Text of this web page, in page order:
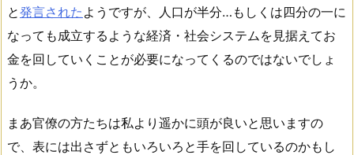
と発言された ようですが、人口が半分…もしくは四分の一に
なっても成立するような経済・社会システムを見据えてお
金を回していくことが必要になってくるのではないでしょ
うか。
まあ官僚の方たちは私より遥かに頭が良いと思いますの
で、表には出さずともいろいろと手を回しているのかもし